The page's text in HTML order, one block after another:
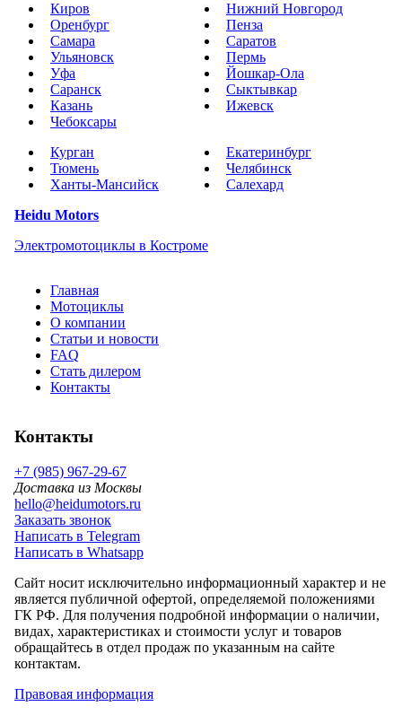
Киров
Нижний Новгород
Оренбург
Пенза
Самара
Саратов
Ульяновск
Пермь
Уфа
Йошкар-Ола
Саранск
Сыктывкар
Казань
Ижевск
Чебоксары
Курган
Екатеринбург
Тюмень
Челябинск
Ханты-Мансийск
Салехард
Heidu Motors
Электромотоциклы в Костроме
Главная
Мотоциклы
О компании
Статьи и новости
FAQ
Стать дилером
Контакты
Контакты
+7 (985) 967-29-67
Доставка из Москвы
hello@heidumotors.ru
Заказать звонок
Написать в Telegram
Написать в Whatsapp
Сайт носит исключительно информационный характер и не
является публичной офертой, определяемой положениями
ГК РФ. Для получения подробной информации о наличии,
видах, характеристиках и стоимости услуг и товаров
обращайтесь в отдел продаж по указанным на сайте
контактам.
Правовая информация